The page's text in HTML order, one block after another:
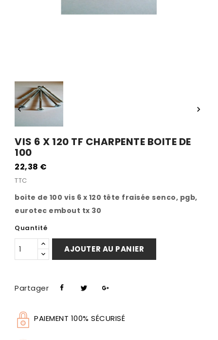
 
VIS 6 X 120 TF CHARPENTE BOITE DE
100
22,38 €
TTC
boite de 100 vis 6 x 120 tête fraisée senco, pgb,
eurotec embout tx 30
Quantité
AJOUTER AU PANIER
Partager
PAIEMENT 100% SÉCURISÉ